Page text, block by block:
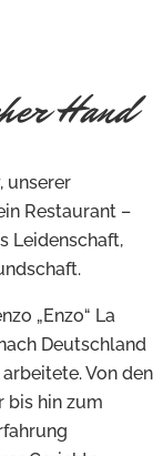
Hand
unserer
Restaurant –
Leidenschaft,
„Enzo“ La
Deutschland
Von den
bis hin zum